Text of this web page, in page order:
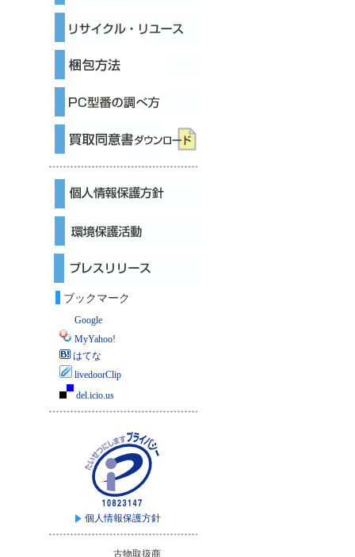
ブックマーク
Google
MyYahoo!
はてな
livedoorClip
del.icio.us
個人情報保護方針
古物取扱商